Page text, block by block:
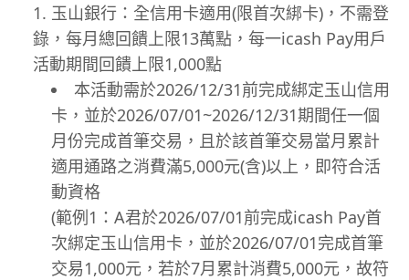
玉山銀行：全信用卡適用(限首次綁卡)，不需登
錄，每月總回饋上限13萬點，每一icash Pay用戶
活動期間回饋上限1,000點
本活動需於2026/12/31前完成綁定玉山信用
卡，並於2026/07/01~2026/12/31期間任一個
月份完成首筆交易，且於該首筆交易當月累計
適用通路之消費滿5,000元(含)以上，即符合活
動資格
(範例1：A君於2026/07/01前完成icash Pay首
次綁定玉山信用卡，並於2026/07/01完成首筆
交易1,000元，若於7月累計消費5,000元，故符